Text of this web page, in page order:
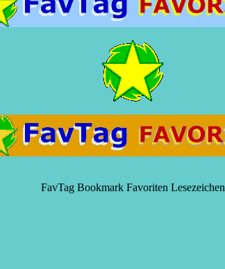
FavTag Bookmark Favoriten Lesezeichen